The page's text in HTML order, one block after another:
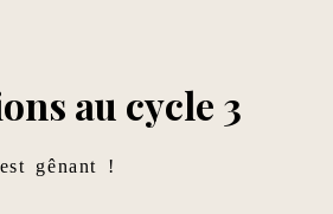
au cycle 3
gênant !